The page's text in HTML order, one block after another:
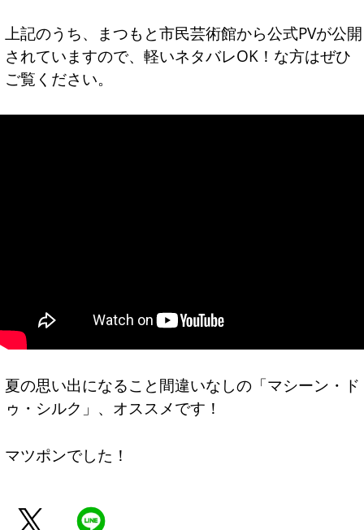
上記のうち、まつもと市民芸術館から公式PVが公開
されていますので、軽いネタバレOK！な方はぜひ
ご覧ください。
夏の思い出になること間違いなしの「マシーン・ド
ゥ・シルク」、オススメです！
マツポンでした！